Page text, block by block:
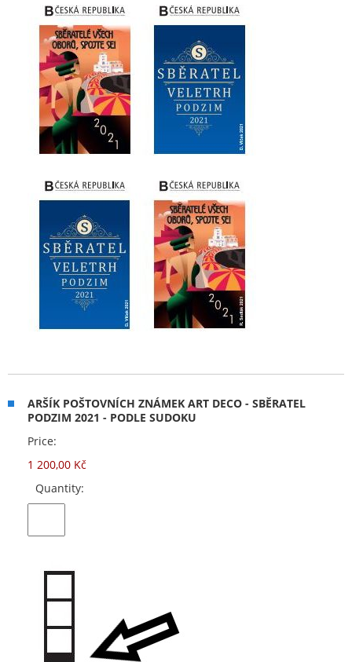
ARŠÍK POŠTOVNÍCH ZNÁMEK ART DECO - SBĚRATEL
PODZIM 2021 - PODLE SUDOKU
Price:
1 200,00 Kč
Quantity: